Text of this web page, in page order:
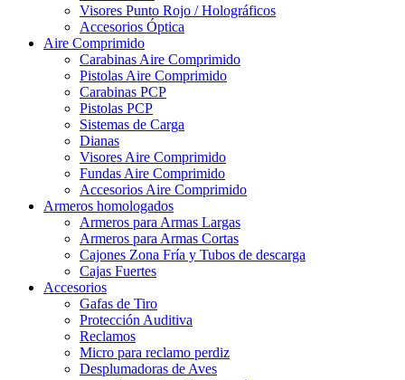
Visores Punto Rojo / Holográficos
Accesorios Óptica
Aire Comprimido
Carabinas Aire Comprimido
Pistolas Aire Comprimido
Carabinas PCP
Pistolas PCP
Sistemas de Carga
Dianas
Visores Aire Comprimido
Fundas Aire Comprimido
Accesorios Aire Comprimido
Armeros homologados
Armeros para Armas Largas
Armeros para Armas Cortas
Cajones Zona Fría y Tubos de descarga
Cajas Fuertes
Accesorios
Gafas de Tiro
Protección Auditiva
Reclamos
Micro para reclamo perdiz
Desplumadoras de Aves